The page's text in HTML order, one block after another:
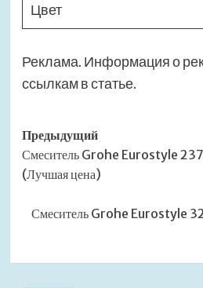
Цвет
Реклама. Информация о
ссылкам в статье.
Навигация
записи
Предыдущий
Смеситель Grohe Eurostyle
(Лучшая цена)
Смеситель Grohe Eurostyle